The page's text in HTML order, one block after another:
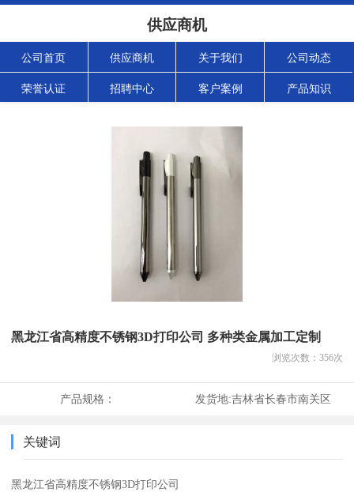
供应商机
公司首页 供应商机 关于我们 公司动态
荣誉认证 招聘中心 客户案例 产品知识
黑龙江省高精度不锈钢3D打印公司 多种类金属加工定制
浏览次数： 356次
产品规格： 发货地:吉林省长春市南关区
关键词
黑龙江省高精度不锈钢3D打印公司